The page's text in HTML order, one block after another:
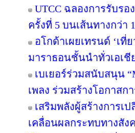
UTCC ฉลองการรับรอง
ครั้งที่ 5 บนเส้นทางกว่า
อโกด้าเผยเทรนด์ ‘เที่
มาราธอนชั้นนำทั่วเอเชี
เบเยอร์ร่วมสนับสนุน
เพลง ร่วมสร้างโอกาส
เสริมพลังผู้สร้างการเ
เคลื่อนผลกระทบทางสั